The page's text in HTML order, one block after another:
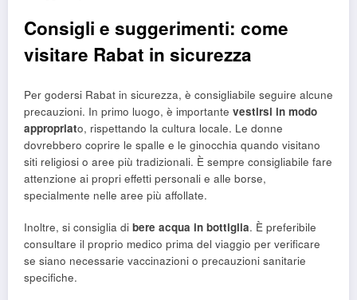
Consigli e suggerimenti: come
visitare Rabat in sicurezza
Per godersi Rabat in sicurezza, è consigliabile seguire alcune
precauzioni. In primo luogo, è importante vestirsi in modo
appropriato, rispettando la cultura locale. Le donne
dovrebbero coprire le spalle e le ginocchia quando visitano
siti religiosi o aree più tradizionali. È sempre consigliabile fare
attenzione ai propri effetti personali e alle borse,
specialmente nelle aree più affollate.
Inoltre, si consiglia di bere acqua in bottiglia. È preferibile
consultare il proprio medico prima del viaggio per verificare
se siano necessarie vaccinazioni o precauzioni sanitarie
specifiche.